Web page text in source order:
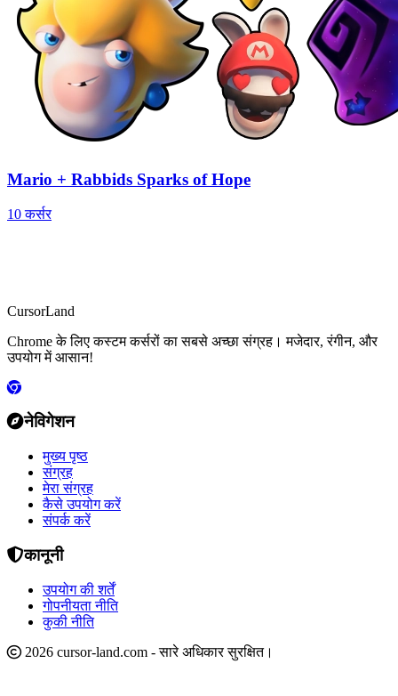
Mario + Rabbids Sparks of Hope
10 कर्सर
CursorLand
Chrome के लिए कस्टम कर्सरों का सबसे अच्छा संग्रह। मजेदार, रंगीन, और
उपयोग में आसान!
नेविगेशन
मुख्य पृष्ठ
संग्रह
मेरा संग्रह
कैसे उपयोग करें
संपर्क करें
कानूनी
उपयोग की शर्तें
गोपनीयता नीति
कुकी नीति
2026 cursor-land.com - सारे अधिकार सुरक्षित।